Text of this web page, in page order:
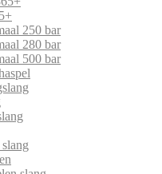
250 bar
280 bar
500 bar
slang